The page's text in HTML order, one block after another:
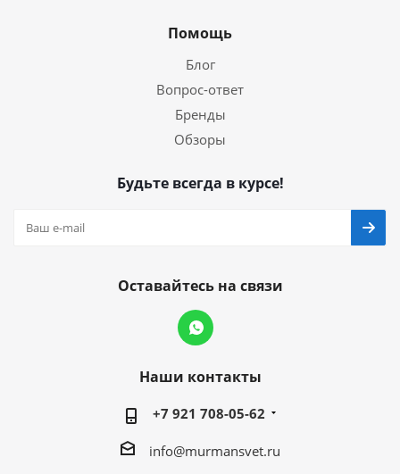
Помощь
Блог
Вопрос-ответ
Бренды
Обзоры
Будьте всегда в курсе!
Оставайтесь на связи
Наши контакты
+7 921 708-05-62
info@murmansvet.ru